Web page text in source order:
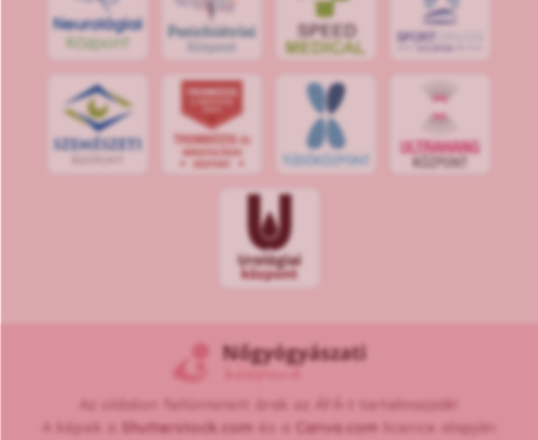
SPORT
ZPON
Az oldalon feltüntetett árak az ÁFÁ-t tartalmazzák!
A képek a
Shutterstock.com és a Canva.com licence alapján